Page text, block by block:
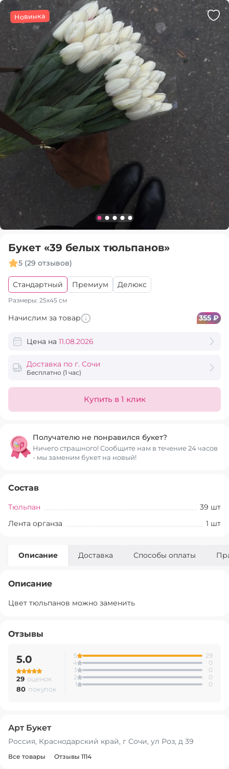
Новинка
Букет «39 белых тюльпанов»
5 (29 отзывов)
Стандартный Премиум Делюкс
Размеры: 25х45 см
Начислим за товар 355 ₽
Цена на 11.08.2026
Доставка по г. Сочи
Бесплатно (1 час)
Купить в 1 клик
Получателю не понравился букет?
Ничего страшного! Сообщите нам в течение 24 часов
- мы заменим букет на новый!
Состав
Тюльпан 39 шт
Лента органза
1 шт
Описание Доставка Способы оплаты
Описание
Цвет тюльпанов можно заменить
Отзывы
5.0
29 оценок
80 покупок
5
29
4
0
3
0
2
0
1
0
Арт Букет
Россия, Краснодарский край, г Сочи, ул Роз, д 39
Все товары Отзывы 1114